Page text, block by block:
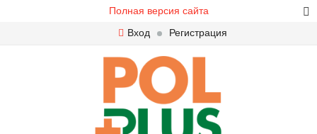
Полная версия сайта
Вход
Регистрация